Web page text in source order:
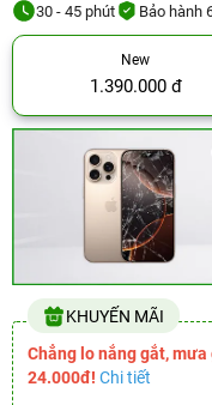
30 - 45 phút Bảo hành
New
1.390.000 đ
KHUYẾN MÃI
Chẳng lo nắng gắt,
24.000đ! Chi tiết